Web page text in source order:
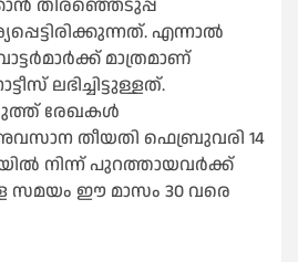
തിരഞ്ഞെടുപ്പ്
എന്നാല്‍
മാത്രമാണ്
ലഭിച്ചിട്ടുള്ളത്.
രേഖകള്‍
തീയതി ഫെബ്രുവരി 14
നിന്ന് പുറത്തായവർക്ക്
സമയം ഈ മാസം 30 വരെ